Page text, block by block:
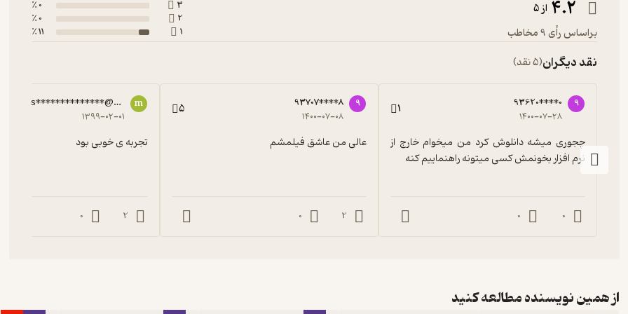
4.2 از 5
براساس رأی 9 مخاطب
3
0 ٪
2
0 ٪
1
11 ٪
نقد دیگران(5 نقد)
9
93620****0
۱۴۰۰-۰۷-۲۸ 1
نرم افزار بخونمش کسی میتونه راهنماییم کنه
0
0
9
93707****8
۱۴۰۰-۰۷-۰۸ 5
عالی من عاشق فیلمشم
2
0
m
m.s**************@gmail.com
۱۳۹۹-۰۲-۰۱
تجربه ی خوبی بود
2
0
از همین نویسنده مطالعه کنید